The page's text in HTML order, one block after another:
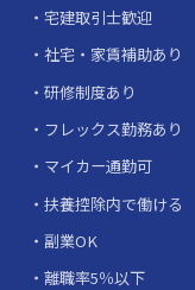
宅建取引士歓迎
社宅・家賃補助あり
研修制度あり
フレックス勤務あり
マイカー通勤可
扶養控除内で働ける
副業OK
離職率5％以下